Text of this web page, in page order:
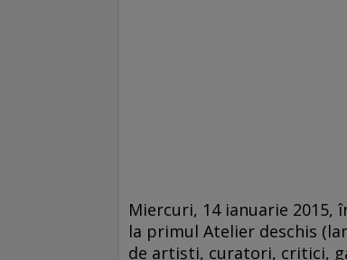
Miercuri, 14 ianuarie 2015,
la primul Atelier deschis
de artişti, curatori, critici,